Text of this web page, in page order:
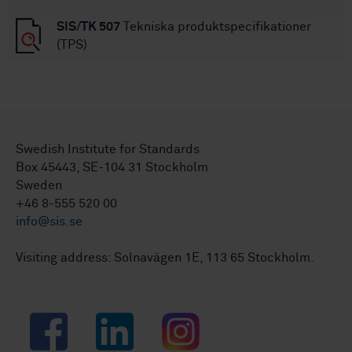
SIS/TK 507 Tekniska produktspecifikationer
(TPS)
Swedish Institute for Standards
Box 45443, SE-104 31 Stockholm
Sweden
+46 8-555 520 00
info@sis.se
Visiting address: Solnavägen 1E, 113 65 Stockholm.
Facebook LinkedIn Instagram